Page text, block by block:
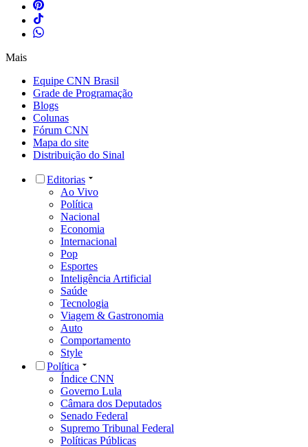
Mais
Equipe CNN Brasil
Grade de Programação
Blogs
Colunas
Fórum CNN
Mapa do site
Distribuição do Sinal
Editorias
Ao Vivo
Política
Nacional
Economia
Internacional
Pop
Esportes
Inteligência Artificial
Saúde
Tecnologia
Viagem & Gastronomia
Auto
Comportamento
Style
Política
Índice CNN
Governo Lula
Câmara dos Deputados
Senado Federal
Supremo Tribunal Federal
Políticas Públicas